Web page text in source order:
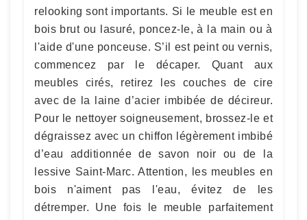
relooking sont importants. Si le meuble est en
bois brut ou lasuré, poncez-le, à la main ou à
l'aide d'une ponceuse. S’il est peint ou vernis,
commencez par le décaper. Quant aux
meubles cirés, retirez les couches de cire
avec de la laine d’acier imbibée de décireur.
Pour le nettoyer soigneusement, brossez-le et
dégraissez avec un chiffon légèrement imbibé
d’eau additionnée de savon noir ou de la
lessive Saint-Marc. Attention, les meubles en
bois n'aiment pas l'eau, évitez de les
détremper. Une fois le meuble parfaitement